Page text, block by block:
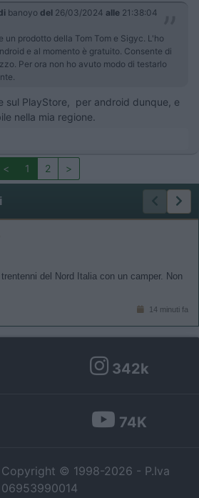
banoyo del 26/03/2024 alle 21:38:04
un prodotto della Tom Tom e Sigyc. L'ho
e al momento è gratuito. Consente di
Per ora non ho avuto modo di testarlo
sul PlayStore, per android dunque, e
nella mia regione.
< 1 2 >
del Nord Italia con un camper. Non
14 minuti fa
342k
74K
Copyright © 1998-2026 - P.Iva
06953990014